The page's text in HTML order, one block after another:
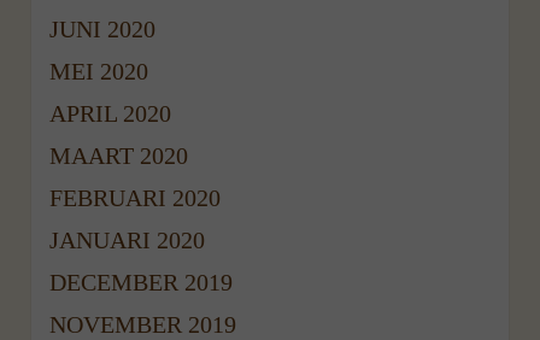
JUNI 2020
MEI 2020
APRIL 2020
MAART 2020
FEBRUARI 2020
JANUARI 2020
DECEMBER 2019
NOVEMBER 2019